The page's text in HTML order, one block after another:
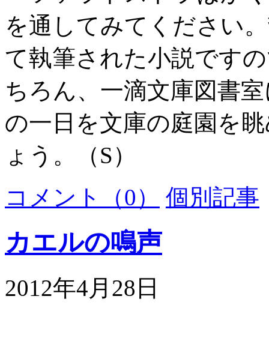
を通してみてください
て執筆された小説です
ちろん、一滴文庫図書
の一日を文庫の庭園を
ょう。（S）
コメント（0）
個別記事
カエルの鳴声
2012年4月28日